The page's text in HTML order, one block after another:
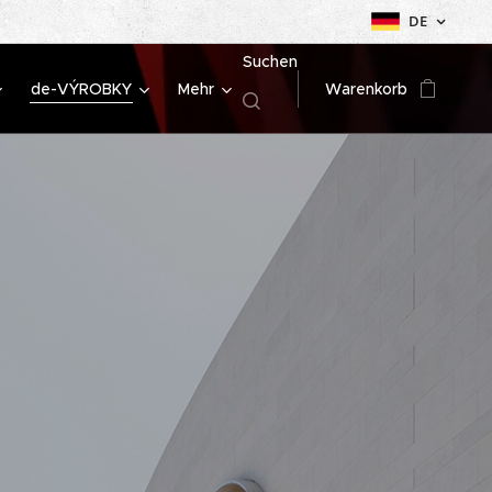
DE
de-VÝROBKY Mehr
Suchen
Warenkorb